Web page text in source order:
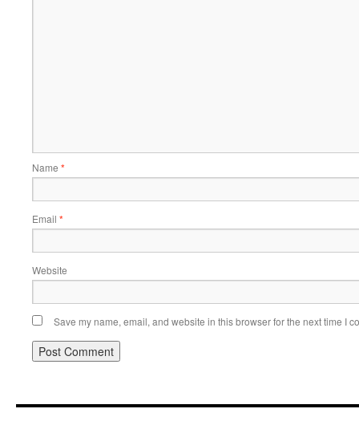
Name *
Email *
Website
Save my name, email, and website in this browser for the next time I